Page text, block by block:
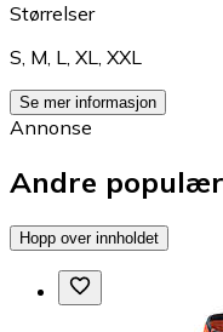
Størrelser
S, M, L, XL, XXL
Se mer informasjon
Annonse
Andre
Hopp over innholdet